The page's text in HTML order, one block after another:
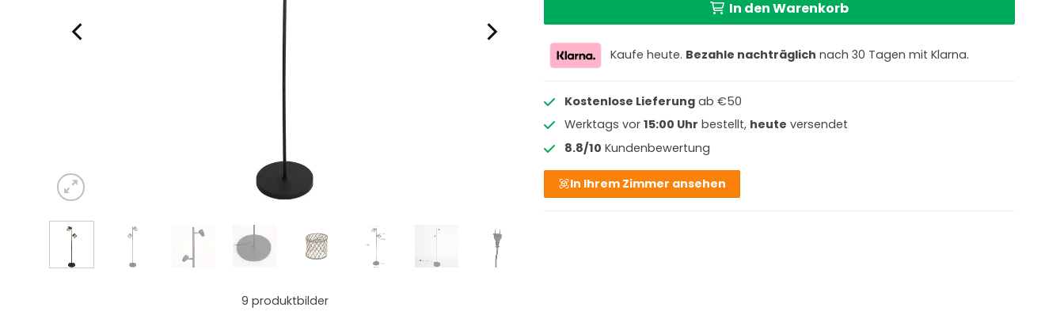
9 produktbilder
In den Warenkorb
Kaufe heute. Bezahle nachträglich nach 30 Tagen mit Klarna.
Kostenlose Lieferungab €50
Werktags vor 15:00 Uhr bestellt, heute versendet
8.8/10 Kundenbewertung
In Ihrem Zimmer ansehen